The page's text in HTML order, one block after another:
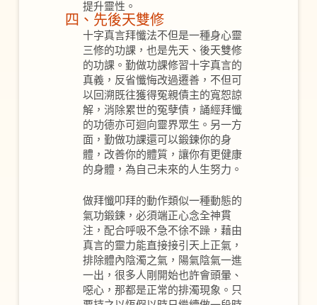
提升靈性。
四、先後天雙修
十字真言拜懺法不但是一種身心靈
三修的功課，也是先天、後天雙修
的功課。勤做功課修習十字真言的
真義，反省懺悔改過遷善，不但可
以回溯既往獲得冤親債主的寬恕諒
解，消除累世的冤孽債，誦經拜懺
的功德亦可迴向靈界眾生。另一方
面，勤做功課還可以鍛鍊你的身
體，改善你的體質，讓你有更健康
的身體，為自己未來的人生努力。
做拜懺叩拜的動作類似一種動態的
氣功鍛鍊，必須端正心念全神貫
注，配合呼吸不急不徐不躁，藉由
真言的靈力能直接接引天上正氣，
排除體內陰濁之氣，陽氣陰氣一進
一出，很多人剛開始也許會頭暈、
噁心，那都是正常的排濁現象。只